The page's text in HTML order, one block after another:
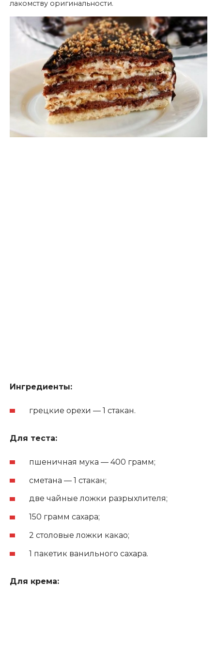
лакомству оригинальности.
Ингредиенты:
грецкие орехи — 1 стакан.
Для теста:
пшеничная мука — 400 грамм;
сметана — 1 стакан;
две чайные ложки разрыхлителя;
150 грамм сахара;
2 столовые ложки какао;
1 пакетик ванильного сахара.
Для крема: